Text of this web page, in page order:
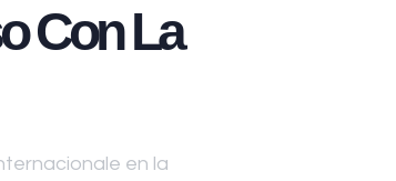
Con La
en la